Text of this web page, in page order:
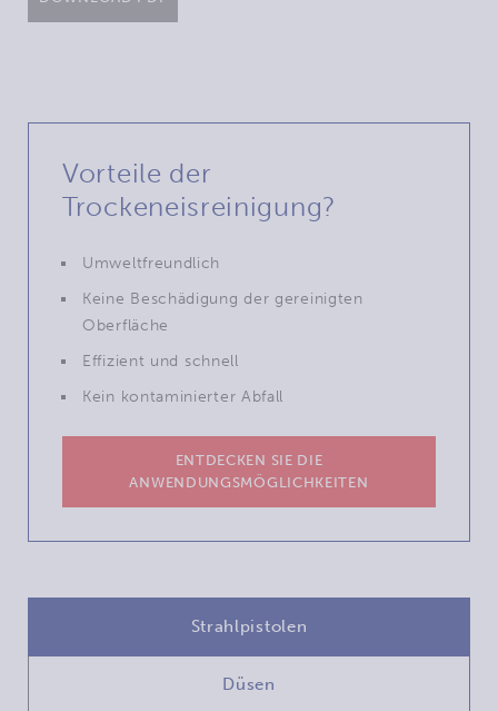
Vorteile der
Trockeneisreinigung?
Umweltfreundlich
Keine Beschädigung der gereinigten
Oberfläche
Effizient und schnell
Kein kontaminierter Abfall
ENTDECKEN SIE DIE
ANWENDUNGSMÖGLICHKEITEN
Strahlpistolen
Düsen